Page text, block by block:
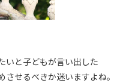
いと子どもが言い出した
せるべきか迷いますよね。